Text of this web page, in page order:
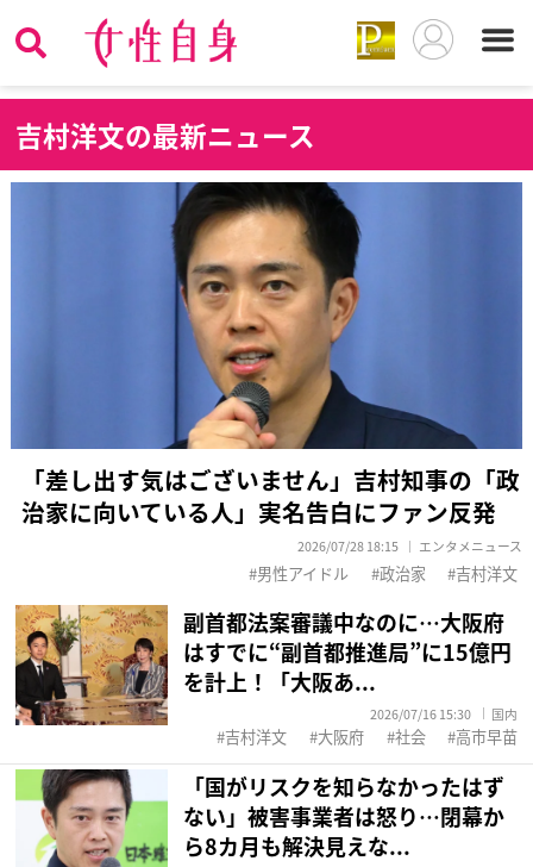
吉村洋文の最新ニュース
「差し出す気はございません」吉村知事の「政
治家に向いている人」実名告白にファン反発
2026/07/28 18:15 エンタメニュース
男性アイドル 政治家 吉村洋文
副首都法案審議中なのに…大阪府
はすでに“副首都推進局”に15億円
を計上！「大阪あ...
2026/07/16 15:30 国内
吉村洋文 大阪府 社会 高市早苗
「国がリスクを知らなかったはず
ない」被害事業者は怒り…閉幕か
ら8カ月も解決見えな...